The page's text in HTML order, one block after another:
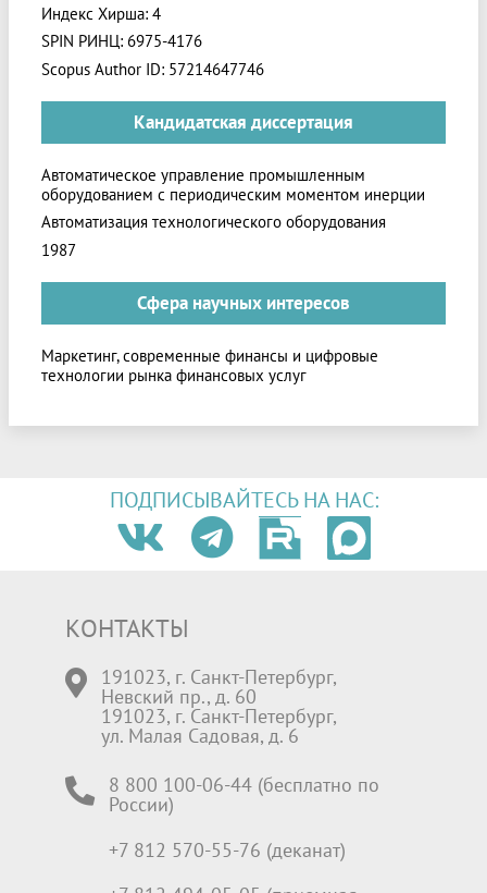
Индекс Хирша: 4
SPIN РИНЦ: 6975-4176
Scopus Author ID: 57214647746
Кандидатская диссертация
Автоматическое управление промышленным
оборудованием с периодическим моментом инерции
Автоматизация технологического оборудования
1987
Сфера научных интересов
Маркетинг, современные финансы и цифровые
технологии рынка финансовых услуг
ПОДПИСЫВАЙТЕСЬ НА НАС:
КОНТАКТЫ
191023, г. Санкт-Петербург,
Невский пр., д. 60
191023, г. Санкт-Петербург,
ул. Малая Садовая, д. 6
8 800 100-06-44 (бесплатно по
России)
+7 812 570-55-76 (деканат)